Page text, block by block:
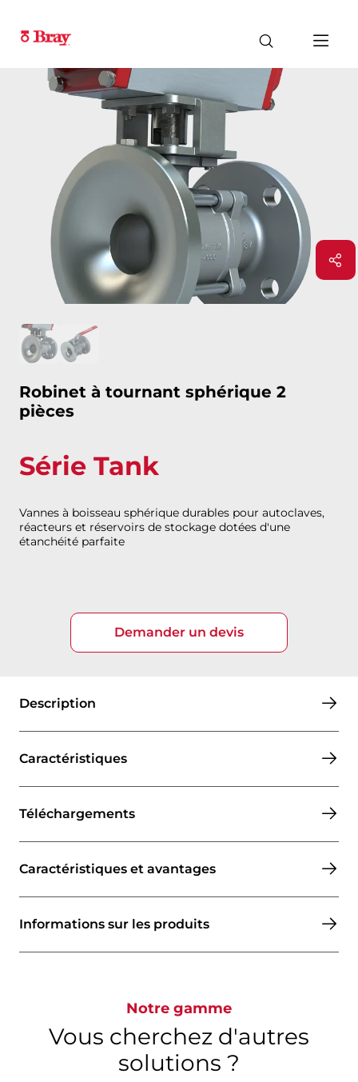
Robinet à tournant sphérique 2
pièces
Série Tank
Vannes à boisseau sphérique durables pour autoclaves,
réacteurs et réservoirs de stockage dotées d'une
étanchéité parfaite
Demander un devis
Description
Caractéristiques
Téléchargements
Caractéristiques et avantages
Informations sur les produits
Notre gamme
Vous cherchez d'autres
solutions ?